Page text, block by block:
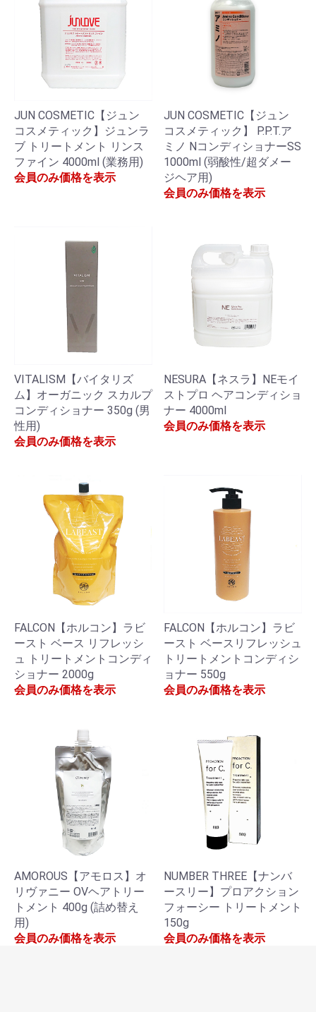
JUN COSMETIC【ジュン
コスメティック】ジュンラ
ブ トリートメント リンス
ファイン 4000ml (業務用)
会員のみ価格を表示
JUN COSMETIC【ジュン
コスメティック】 P.P.T.ア
ミノ NコンディショナーSS
1000ml (弱酸性/超ダメー
ジヘア用)
会員のみ価格を表示
VITALISM【バイタリズ
ム】オーガニック スカルプ
コンディショナー 350g (男
性用)
会員のみ価格を表示
NESURA【ネスラ】NEモイ
ストプロ ヘアコンディショ
ナー 4000ml
会員のみ価格を表示
FALCON【ホルコン】ラビ
ースト ベース リフレッシ
ュ トリートメントコンディ
ショナー 2000g
会員のみ価格を表示
FALCON【ホルコン】ラビ
ースト ベースリフレッシュ
トリートメントコンディシ
ョナー 550g
会員のみ価格を表示
AMOROUS【アモロス】オ
リヴァニー OVヘアトリー
トメント 400g (詰め替え
用)
会員のみ価格を表示
NUMBER THREE【ナンバ
ースリー】プロアクション
フォーシー トリートメント
150g
会員のみ価格を表示